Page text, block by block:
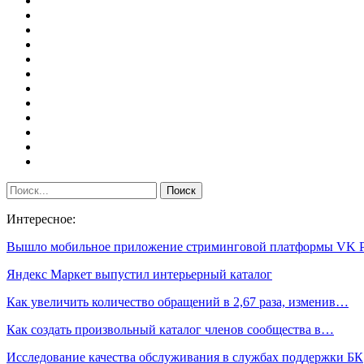
Интересное:
Вышло мобильное приложение стриминговой платформы VK
Яндекс Маркет выпустил интерьерный каталог
Как увеличить количество обращений в 2,67 раза, изменив…
Как создать произвольный каталог членов сообщества в…
Исследование качества обслуживания в службах поддержки БК